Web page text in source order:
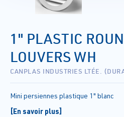
1" PLASTIC
LOUVERS WH
CANPLAS INDUSTRIES LTÉE.
Mini persiennes plastique 1" blanc
[En savoir plus]